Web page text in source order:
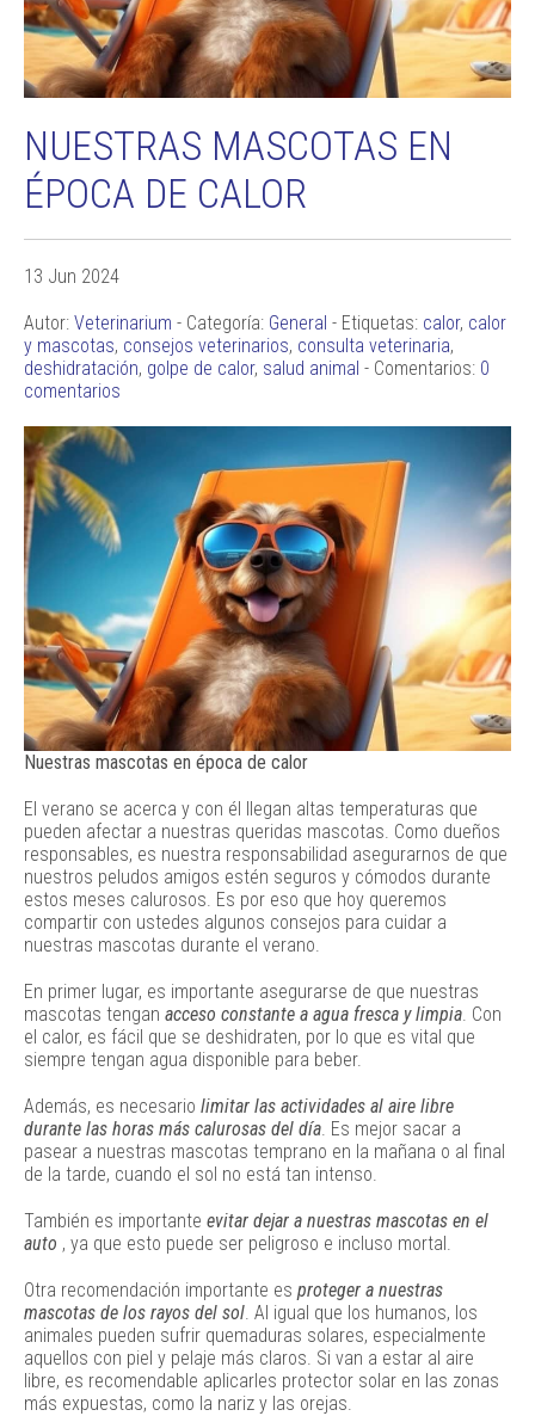
NUESTRAS MASCOTAS EN
ÉPOCA DE CALOR
13 Jun 2024
Autor: Veterinarium - Categoría: General - Etiquetas: calor, calor
y mascotas, consejos veterinarios, consulta veterinaria,
deshidratación, golpe de calor, salud animal - Comentarios: 0
comentarios
Nuestras mascotas en época de calor
El verano se acerca y con él llegan altas temperaturas que
pueden afectar a nuestras queridas mascotas. Como dueños
responsables, es nuestra responsabilidad asegurarnos de que
nuestros peludos amigos estén seguros y cómodos durante
estos meses calurosos. Es por eso que hoy queremos
compartir con ustedes algunos consejos para cuidar a
nuestras mascotas durante el verano.
En primer lugar, es importante asegurarse de que nuestras
mascotas tengan acceso constante a agua fresca y limpia. Con
el calor, es fácil que se deshidraten, por lo que es vital que
siempre tengan agua disponible para beber.
Además, es necesario limitar las actividades al aire libre
durante las horas más calurosas del día. Es mejor sacar a
pasear a nuestras mascotas temprano en la mañana o al final
de la tarde, cuando el sol no está tan intenso.
También es importante evitar dejar a nuestras mascotas en el
auto , ya que esto puede ser peligroso e incluso mortal.
Otra recomendación importante es proteger a nuestras
mascotas de los rayos del sol. Al igual que los humanos, los
animales pueden sufrir quemaduras solares, especialmente
aquellos con piel y pelaje más claros. Si van a estar al aire
libre, es recomendable aplicarles protector solar en las zonas
más expuestas, como la nariz y las orejas.